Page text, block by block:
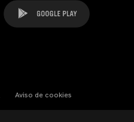
Aviso de cookies